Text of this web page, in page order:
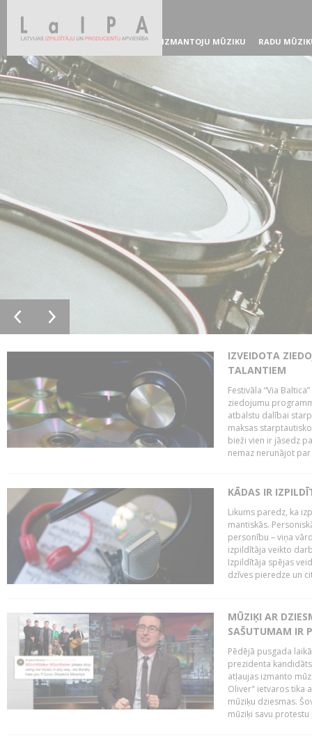
IZMANTOJU MŪZIKU RADU
IZVEIDOTA
TALANTIEM
Festivāla “Via
ziedojumu
atbalstu dalībai
maksas
bieži vien ir jāsedz
nemaz nerunājot
KĀDAS IR
Likums paredz, ka
mantiskās.
personību – viņa
izpildītāja veikto
Izpildītāja spējas
dzīves pieredze un
MŪZIĶI AR
SAŠUTUMAM IR
Pēdējā pusgada
prezidenta
atļaujas izmanto
Oliver" ietvaros tika
mūziķu dziesmas.
mūziķi savu